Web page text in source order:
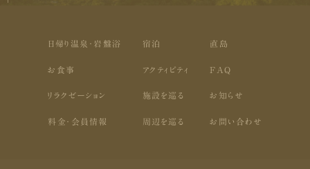
日帰り温泉・岩盤浴
お食事
リラクゼーション
料金・会員情報
宿泊
アクティビティ
施設を巡る
周辺を巡る
直島
FAQ
お知らせ
お問い合わせ